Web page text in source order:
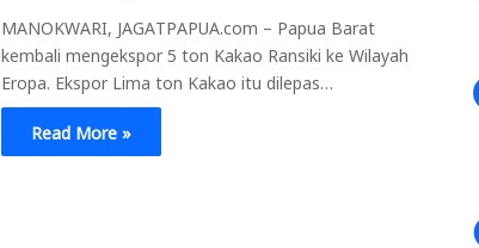
MANOKWARI, JAGATPAPUA.com – Papua Barat
kembali mengekspor 5 ton Kakao Ransiki ke Wilayah
Eropa. Ekspor Lima ton Kakao itu dilepas…
Read More »